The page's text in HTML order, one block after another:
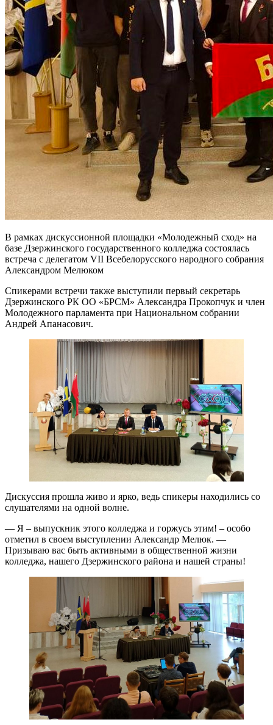
В рамках дискуссионной площадки «Молодежный сход» на
базе Дзержинского государственного колледжа состоялась
встреча с делегатом VII Всебелорусского народного собрания
Александром Мелюком
Спикерами встречи также выступили первый секретарь
Дзержинского РК ОО «БРСМ» Александра Прокопчук и член
Молодежного парламента при Национальном собрании
Андрей Апанасович.
Дискуссия прошла живо и ярко, ведь спикеры находились со
слушателями на одной волне.
— Я – выпускник этого колледжа и горжусь этим! – особо
отметил в своем выступлении Александр Мелюк. —
Призываю вас быть активными в общественной жизни
колледжа, нашего Дзержинского района и нашей страны!